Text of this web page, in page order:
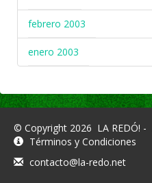
febrero 2003
enero 2003
© Copyright 2026 LA REDÓ! -
Términos y Condiciones
contacto@la-redo.net